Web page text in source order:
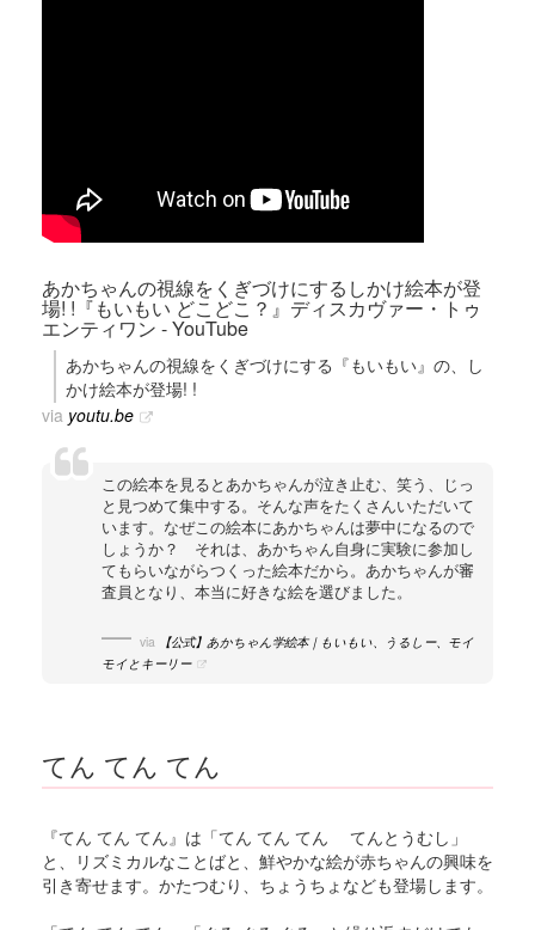
あかちゃんの視線をくぎづけにするしかけ絵本が登
場! !『もいもい どこどこ？』ディスカヴァー・トゥ
エンティワン - YouTube
あかちゃんの視線をくぎづけにする『もいもい』の、し
かけ絵本が登場! !
via youtu.be
この絵本を見るとあかちゃんが泣き止む、笑う、じっ
と見つめて集中する。そんな声をたくさんいただいて
います。なぜこの絵本にあかちゃんは夢中になるので
しょうか？ それは、あかちゃん自身に実験に参加し
てもらいながらつくった絵本だから。あかちゃんが審
査員となり、本当に好きな絵を選びました。
via
【公式】あかちゃん学絵本｜もいもい、うるしー、モイ
モイとキーリー
てん てん てん
『てん てん てん』は「てん てん てん てんとうむし」
と、リズミカルなことばと、鮮やかな絵が赤ちゃんの興味を
引き寄せます。かたつむり、ちょうちょなども登場します。